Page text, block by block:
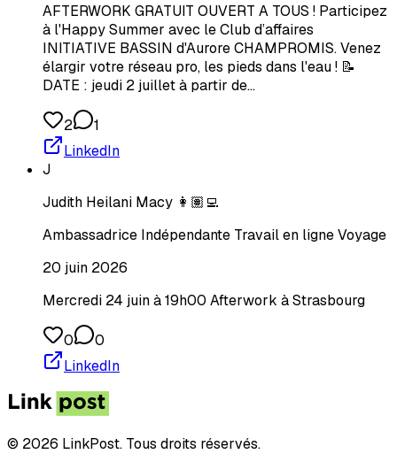
AFTERWORK GRATUIT OUVERT A TOUS ! Participez
à l'Happy Summer avec le Club d’affaires
INITIATIVE BASSIN d'Aurore CHAMPROMIS. Venez
élargir votre réseau pro, les pieds dans l'eau ! 📝
DATE : jeudi 2 juillet à partir de…
2
1
LinkedIn
J
Judith Heilani Macy 👩🏽‍💻
Ambassadrice Indépendante Travail en ligne Voyage
20 juin 2026
Mercredi 24 juin à 19h00 Afterwork à Strasbourg
0
0
LinkedIn
© 2026 LinkPost. Tous droits réservés.